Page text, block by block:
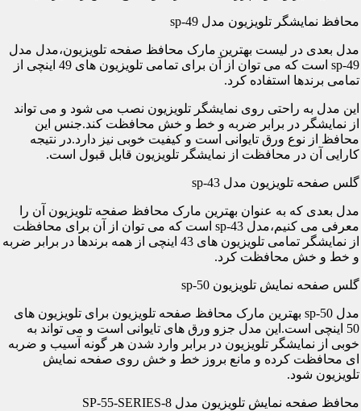
محافظ نمایشگر تلویزیون مدل sp-49
مدل بعدی در لیست بهترین مارک محافظ صفحه تلویزیون،مدل مدل
sp-49 است که می توان از آن برای تمامی تلویزیون های 49 اینچی از
تمامی برندها استفاده کرد.
این مدل به راحتی روی نمایشگر تلویزیون نصب می شود و می تواند
از نمایشگر در برابر ضربه و خط و خش محافظت کند.جنس این
محافظ از نوع ورق تایوانی است و کیفیت خوبی نیز دارد.در نتیجه
کارایی آن در محافظت از نمایشگر تلویزیون قابل قبول است.
گلس صفحه تلویزیون مدل sp-43
مدل بعدی که به عنوان بهترین مارک محافظ صفحه تلویزیون آن را
معرفی می کنیم،مدل sp-43 است که می توان از آن برای محافظت
از نمایشگر تمامی تلویزیون های 43 اینچی از همه برندها در برابر ضربه
و خط و خش محافظت کرد.
گلس صفحه نمایش تلویزیون sp-50
مدل sp-50 بهترین مارک محافظ صفحه تلویزیون برای تلویزیون های
50 اینچی است.این مدل جزو ورق های تایوانی است و می تواند به
خوبی از نمایشگر تلویزیون در برابر وارد شدن هر گونه آسیب و ضربه
ای محافظت کرده و مانع بروز خط و خش روی صفحه نمایش
تلویزیون شود.
محافظ صفحه نمایش تلویزیون مدل SP-55-SERIES-8